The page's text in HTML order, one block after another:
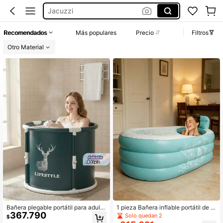
Jacuzzi
Tina De Baño Adulto
Recomendados Más populares Precio
Filtros
Otro Material
Bañera plegable portátil para adulto
s, con agua fría y caliente, para ext
eriores e interiores, con retención d
$367.790
1 pieza Bañera inflable portátil de P
VC, bañera de agua caliente, bañer
a plegable, bañera portátil, bañera i
Solo quedan 2